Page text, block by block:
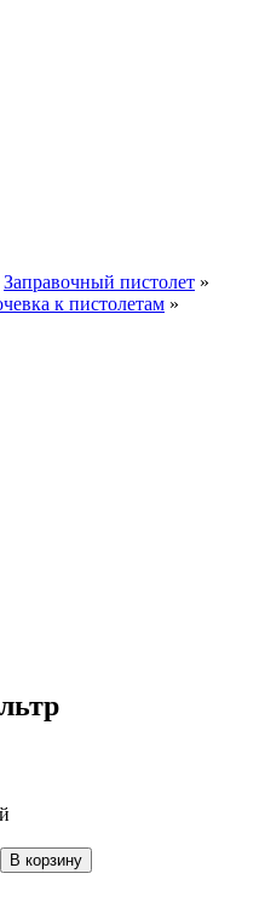
Заправочный пистолет »
к пистолетам »
В корзину